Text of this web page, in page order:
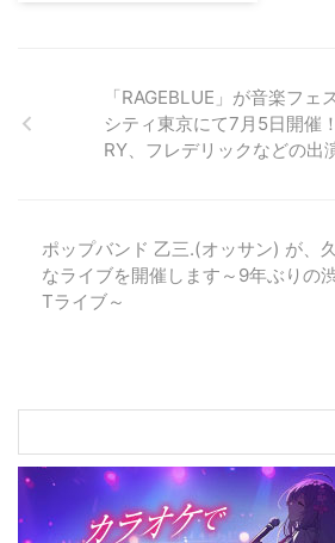
「漫画コラボ動画」を作ってきま
した。アルバムには、その曲たち
絶倒スリーピースバンド!「超能
力戦士ドリアン」初の全国流通ミ
ニ・アルバム『超能力戦士ドリア
〈Eggsプロジェクト〉 から派生
したレーベル “Eggs” では、 関西
出身のスリーピースバンド、 超
能力戦士ドリアン （読み：ちょ
...
「RAGEBLUE」が音楽フ
シティ東京にて7月5日開
RY、フレデリックなどの出
ポップバンド 乙三.(オッサン) が、
なライブを開催します～9年ぶりの
Tライブ～